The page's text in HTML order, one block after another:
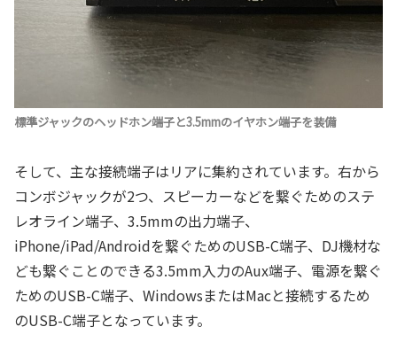
標準ジャックのヘッドホン端子と3.5mmのイヤホン端子を装備
そして、主な接続端子はリアに集約されています。右から
コンボジャックが2つ、スピーカーなどを繋ぐためのステ
レオライン端子、3.5mmの出力端子、
iPhone/iPad/Androidを繋ぐためのUSB-C端子、DJ機材な
ども繋ぐことのできる3.5mm入力のAux端子、電源を繋ぐ
ためのUSB-C端子、WindowsまたはMacと接続するため
のUSB-C端子となっています。